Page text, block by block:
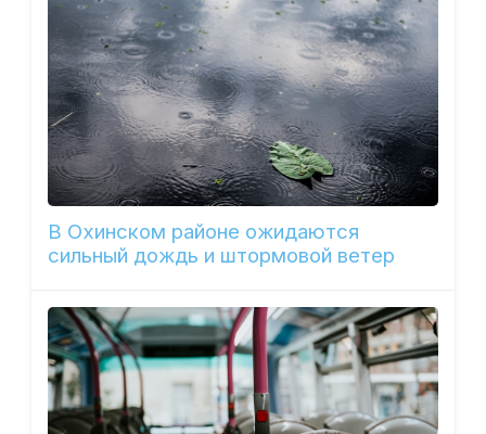
В Охинском районе ожидаются
сильный дождь и штормовой ветер